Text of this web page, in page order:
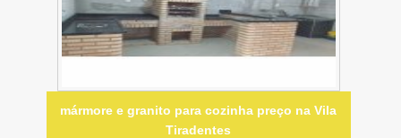
mármore e granito para cozinha preço na Vila
Tiradentes